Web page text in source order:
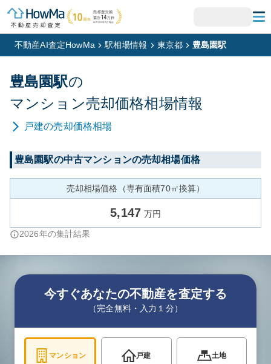
不動産AI査定HowMa 駅相場情報 東京都 豊島園駅
豊島園駅の
マンション売却価格相場情報
戸建の売却価格相場
豊島園駅の中古マンションの売却相場価格
売却相場価格（専有面積70㎡換算）
5,147 万円
2026年の集計結果
今すぐあなたの不動産を査定する
（完全無料・入力１分）
マンション 戸建 土地